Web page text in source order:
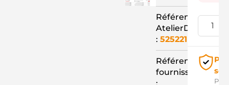
Référence
AtelierD
:525221
Référence
fournisseur